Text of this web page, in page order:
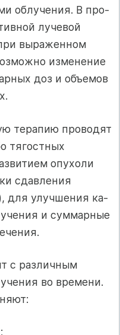
облучения. В про­
лучевой
вы­раженном
изменение
доз и объемов
терапию проводят
тягостных
опухоли
сдавления
для улучшения ка­
и суммарные
с различным
во времени.